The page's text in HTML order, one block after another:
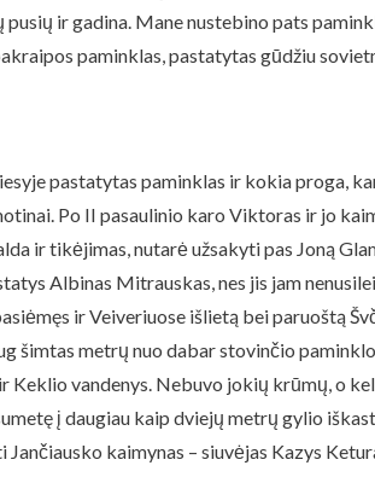
ir gadina. Mane nustebino pats
paminklas, pastatytas gūdžiu
pastatytas paminklas ir kokia proga,
Po II pasaulinio karo Viktoras ir jo
ir tikėjimas, nutarė užsakyti pas Joną
Albinas Mitrauskas, nes jis jam
ir Veiveriuose išlietą bei paruoštą
šimtas metrų nuo dabar stovinčio
vandenys. Nebuvo jokių krūmų, o
į daugiau kaip dviejų metrų gylio
kaimynas – siuvėjas Kazys